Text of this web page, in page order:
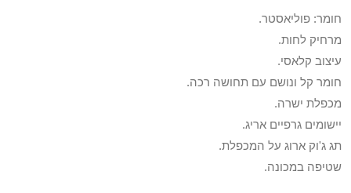
חומר: פוליאסטר.
מרחיק לחות.
עיצוב קלאסי.
חומר קל ונושם עם תחושה רכה.
מכפלת ישרה.
יישומים גרפיים אריג.
תג ג'וק ארוג על המכפלת.
שטיפה במכונה.